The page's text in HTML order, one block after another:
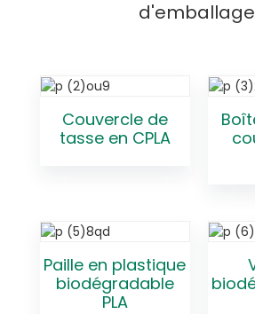
Couvercle de
tasse en CPLA
Paille en plastique
biodégradable
PLA